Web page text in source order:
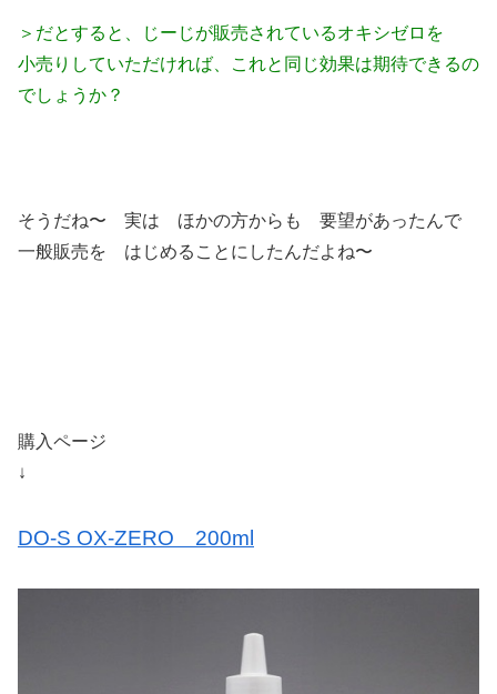
＞だとすると、じーじが販売されているオキシゼロを
小売りしていただければ、これと同じ効果は期待できるの
でしょうか？
そうだね〜 実は ほかの方からも 要望があったんで
一般販売を はじめることにしたんだよね〜
購入ページ
↓
DO-S OX-ZERO 200ml